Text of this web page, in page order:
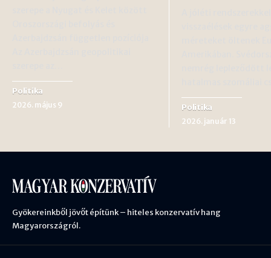
Politika
2026. május 9 Politika
2026. január 13
Gyökereinkből jövőt építünk – hiteles konzervatív hang
Magyarországról.